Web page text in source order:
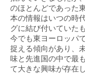
のほとんどであった
本の情報はいつの時
グに結び付いていた
今でも東ヨーロッパ
捉える傾向があり、
味と先進国の中で最
て大きな興味が存在し